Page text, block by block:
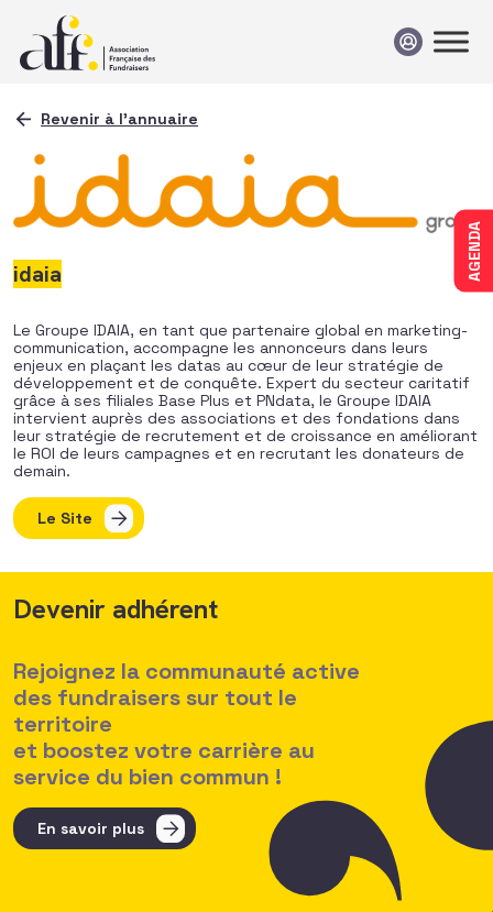
AGENDA
Revenir à l'annuaire
idaia
Le Groupe IDAIA, en tant que partenaire global en marketing-
communication, accompagne les annonceurs dans leurs
enjeux en plaçant les datas au cœur de leur stratégie de
développement et de conquête. Expert du secteur caritatif
grâce à ses filiales Base Plus et PNdata, le Groupe IDAIA
intervient auprès des associations et des fondations dans
leur stratégie de recrutement et de croissance en améliorant
le ROI de leurs campagnes et en recrutant les donateurs de
demain.
Le Site
Devenir adhérent
Rejoignez la communauté active
des fundraisers sur tout le
territoire
et boostez votre carrière au
service du bien commun !
En savoir plus